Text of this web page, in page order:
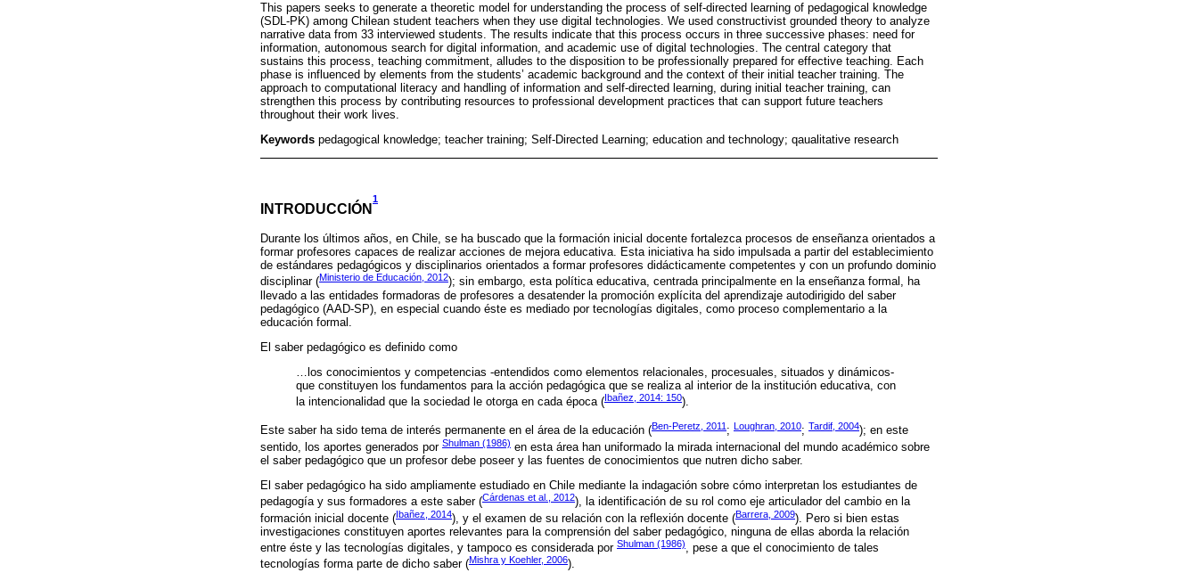
This papers seeks to generate a theoretic model for understanding the process of self-directed learning of pedagogical knowledge
(SDL-PK) among Chilean student teachers when they use digital technologies. We used constructivist grounded theory to analyze
narrative data from 33 interviewed students. The results indicate that this process occurs in three successive phases: need for
information, autonomous search for digital information, and academic use of digital technologies. The central category that
sustains this process, teaching commitment, alludes to the disposition to be professionally prepared for effective teaching. Each
phase is influenced by elements from the students’ academic background and the context of their initial teacher training. The
approach to computational literacy and handling of information and self-directed learning, during initial teacher training, can
strengthen this process by contributing resources to professional development practices that can support future teachers
throughout their work lives.
Keywords pedagogical knowledge; teacher training; Self-Directed Learning; education and technology; qaualitative research
INTRODUCCIÓN
1
Durante los últimos años, en Chile, se ha buscado que la formación inicial docente fortalezca procesos de enseñanza orientados a
formar profesores capaces de realizar acciones de mejora educativa. Esta iniciativa ha sido impulsada a partir del establecimiento
de estándares pedagógicos y disciplinarios orientados a formar profesores didácticamente competentes y con un profundo dominio
disciplinar (Ministerio de Educación, 2012); sin embargo, esta política educativa, centrada principalmente en la enseñanza formal, ha
llevado a las entidades formadoras de profesores a desatender la promoción explícita del aprendizaje autodirigido del saber
pedagógico (AAD-SP), en especial cuando éste es mediado por tecnologías digitales, como proceso complementario a la
educación formal.
El saber pedagógico es definido como
…los conocimientos y competencias -entendidos como elementos relacionales, procesuales, situados y dinámicos-
que constituyen los fundamentos para la acción pedagógica que se realiza al interior de la institución educativa, con
la intencionalidad que la sociedad le otorga en cada época ( Ibañez, 2014: 150).
Este saber ha sido tema de interés permanente en el área de la educación (Ben-Peretz, 2011 ; Loughran, 2010; Tardif, 2004); en este
sentido, los aportes generados por Shulman (1986) en esta área han uniformado la mirada internacional del mundo académico sobre
el saber pedagógico que un profesor debe poseer y las fuentes de conocimientos que nutren dicho saber.
El saber pedagógico ha sido ampliamente estudiado en Chile mediante la indagación sobre cómo interpretan los estudiantes de
pedagogía y sus formadores a este saber (Cárdenas et al., 2012), la identificación de su rol como eje articulador del cambio en la
formación inicial docente (Ibañez, 2014), y el examen de su relación con la reflexión docente (Barrera, 2009). Pero si bien estas
investigaciones constituyen aportes relevantes para la comprensión del saber pedagógico, ninguna de ellas aborda la relación
entre éste y las tecnologías digitales, y tampoco es considerada por Shulman (1986), pese a que el conocimiento de tales
tecnologías forma parte de dicho saber (Mishra y Koehler, 2006).